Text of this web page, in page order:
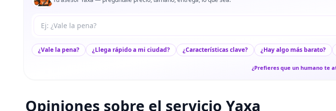
Tu pregunta a Max
¿Vale la pena? ¿Llega rápido a mi ciudad? ¿Características clave? ¿Hay algo más barato?
¿Prefieres que un humano te
Opiniones sobre el servicio Yaxa